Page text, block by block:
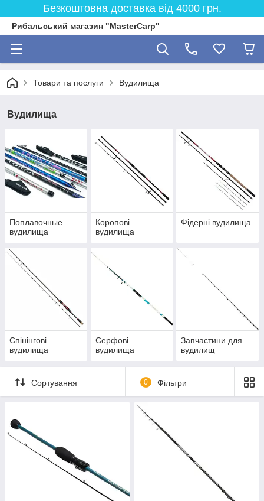
Безкоштовна доставка від 4000 грн.
Рибальський магазин "MasterCarp"
Товари та послуги Вудилища
Вудилища
Поплавочные
вудилища
Коропові
вудилища
Фідерні вудилища
Спінінгові
вудилища
Серфові
вудилища
Запчастини для
вудилищ
Сортування 0 Фільтри